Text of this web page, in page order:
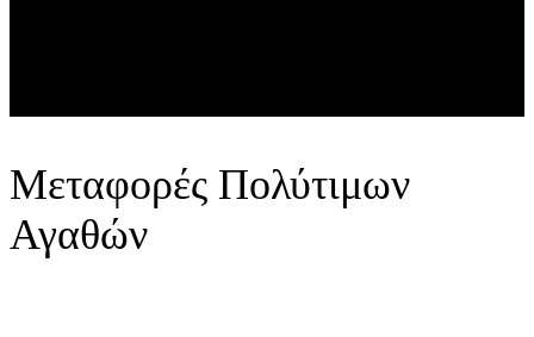
Μεταφορές Πολύτιμων
Αγαθών